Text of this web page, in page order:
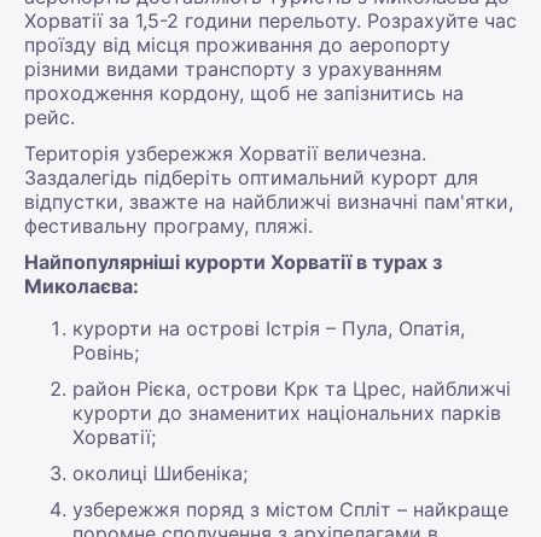
Хорватії за 1,5-2 години перельоту. Розрахуйте час
проїзду від місця проживання до аеропорту
різними видами транспорту з урахуванням
проходження кордону, щоб не запізнитись на
рейс.
Територія узбережжя Хорватії величезна.
Заздалегідь підберіть оптимальний курорт для
відпустки, зважте на найближчі визначні пам'ятки,
фестивальну програму, пляжі.
Найпопулярніші курорти Хорватії в турах з
Миколаєва:
курорти на острові Істрія – Пула, Опатія,
Ровінь;
район Рієка, острови Крк та Црес, найближчі
курорти до знаменитих національних парків
Хорватії;
околиці Шибеніка;
узбережжя поряд з містом Спліт – найкраще